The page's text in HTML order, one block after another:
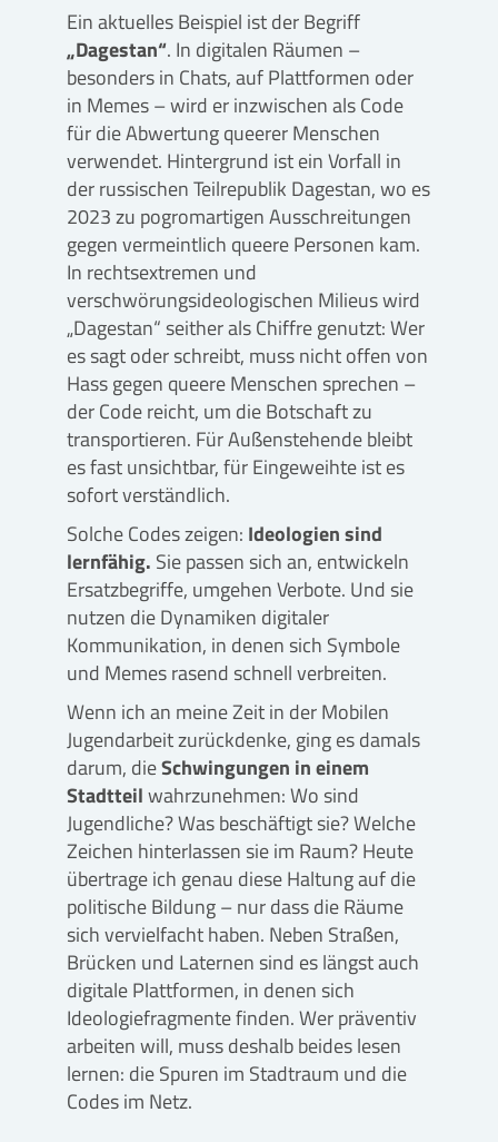
Ein aktuelles Beispiel ist der Begriff
„Dagestan“. In digitalen Räumen –
besonders in Chats, auf Plattformen oder
in Memes – wird er inzwischen als Code
für die Abwertung queerer Menschen
verwendet. Hintergrund ist ein Vorfall in
der russischen Teilrepublik Dagestan, wo es
2023 zu pogromartigen Ausschreitungen
gegen vermeintlich queere Personen kam.
In rechtsextremen und
verschwörungsideologischen Milieus wird
„Dagestan“ seither als Chiffre genutzt: Wer
es sagt oder schreibt, muss nicht offen von
Hass gegen queere Menschen sprechen –
der Code reicht, um die Botschaft zu
transportieren. Für Außenstehende bleibt
es fast unsichtbar, für Eingeweihte ist es
sofort verständlich.
Solche Codes zeigen: Ideologien sind
lernfähig. Sie passen sich an, entwickeln
Ersatzbegriffe, umgehen Verbote. Und sie
nutzen die Dynamiken digitaler
Kommunikation, in denen sich Symbole
und Memes rasend schnell verbreiten.
Wenn ich an meine Zeit in der Mobilen
Jugendarbeit zurückdenke, ging es damals
darum, dieSchwingungen in einem
Stadtteilwahrzunehmen: Wo sind
Jugendliche? Was beschäftigt sie? Welche
Zeichen hinterlassen sie im Raum? Heute
übertrage ich genau diese Haltung auf die
politische Bildung – nur dass die Räume
sich vervielfacht haben. Neben Straßen,
Brücken und Laternen sind es längst auch
digitale Plattformen, in denen sich
Ideologiefragmente finden. Wer präventiv
arbeiten will, muss deshalb beides lesen
lernen: die Spuren im Stadtraum und die
Codes im Netz.